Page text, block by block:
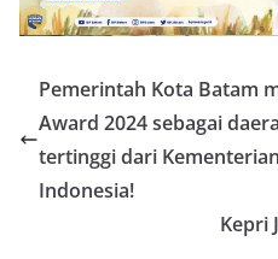
Pemerintah Kota Batam
Award 2024 sebagai
tertinggi dari
Indonesia!
Kepri